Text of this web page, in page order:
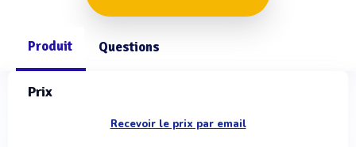
Produit Questions
Prix
Recevoir le prix par email